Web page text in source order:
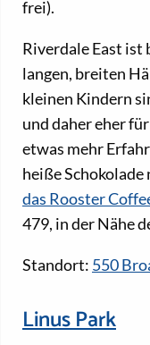
frei).
Riverdale East ist
langen, breiten
kleinen Kindern
und daher eher
etwas mehr
heiße
das Rooster
479, in der Nähe
Standort: 550
Linus Park